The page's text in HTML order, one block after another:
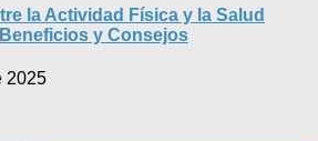
la Actividad Física y la Salud
y Consejos
2025